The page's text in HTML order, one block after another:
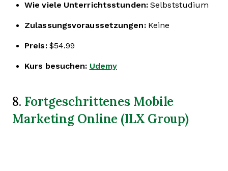
Wie viele Unterrichtsstunden: Selbststudium
Zulassungsvoraussetzungen: Keine
Preis: $54.99
Kurs besuchen: Udemy
8. Fortgeschrittenes Mobile
Marketing Online (ILX Group)